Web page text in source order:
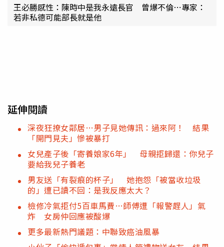
王必勝感性：陳時中是我永遠長官 曾爆不倫⋯專家：
若非私德可能部長就是他
延伸閱讀
深夜狂撩女鄰居…男子見她傳訊：過來阿！ 結果
「開門見夫」慘被暴打
女兒產子後「寄養娘家6年」 母親拒歸還：你兒子
要給我兒子養老
男友送「有裂痕的杯子」 她抱怨「被當收垃圾
的」遭已讀不回：是我反應太大？
檢修冷氣拒付5百車馬費…師傅遭「報警趕人」氣
炸 女房仲回應被酸爆
更多最新熱門議題：中聯致癌油風暴